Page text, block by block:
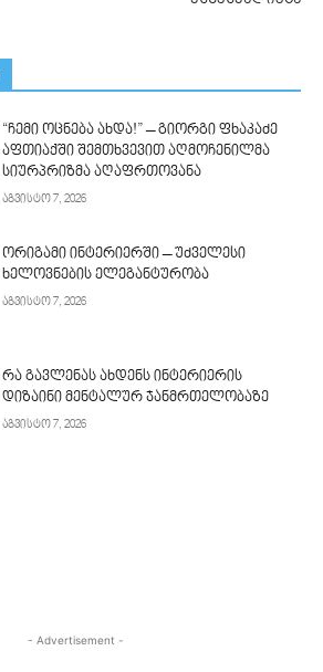
“ჩემი ოცნება ახდა!” – გიორგი ფხაკაძე
აფთიაქში შემთხვევით აღმოჩენილმა
სიურპრიზმა აღაფრთოვანა
აგვისტო 7, 2026
ორიგამი ინტერიერში – უძველესი
ხელოვნების ელეგანტურობა
აგვისტო 7, 2026
რა გავლენას ახდენს ინტერიერის
დიზაინი მენტალურ ჯანმრთელობაზე
აგვისტო 7, 2026
- Advertisement -